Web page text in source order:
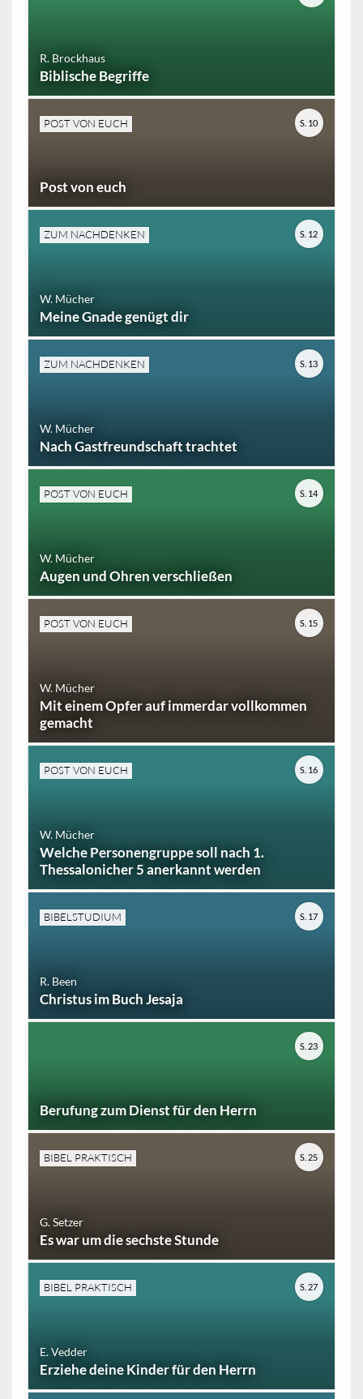
R. Brockhaus
Biblische Begriffe
POST VON EUCH
Post von euch
S. 10
ZUM NACHDENKEN
W. Mücher
Meine Gnade genügt dir
S. 12
ZUM NACHDENKEN
W. Mücher
Nach Gastfreundschaft trachtet
S. 13
POST VON EUCH
W. Mücher
Augen und Ohren verschließen
S. 14
POST VON EUCH
W. Mücher
Mit einem Opfer auf immerdar vollkommen
gemacht
S. 15
POST VON EUCH
W. Mücher
Welche Personengruppe soll nach 1.
Thessalonicher 5 anerkannt werden
S. 16
BIBELSTUDIUM
R. Been
Christus im Buch Jesaja
S. 17
Berufung zum Dienst für den Herrn
S. 23
BIBEL PRAKTISCH
G. Setzer
Es war um die sechste Stunde
S. 25
BIBEL PRAKTISCH
E. Vedder
Erziehe deine Kinder für den Herrn
S. 27